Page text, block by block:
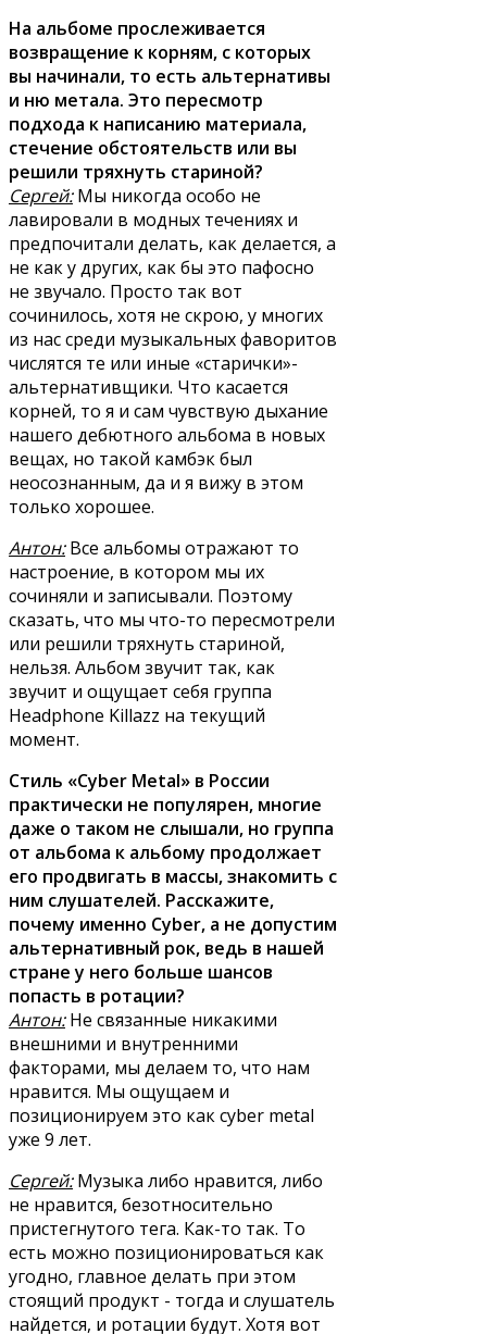
На альбоме прослеживается
возвращение к корням, с которых
вы начинали, то есть альтернативы
и ню метала. Это пересмотр
подхода к написанию материала,
стечение обстоятельств или вы
решили тряхнуть стариной?
Сергей:Мы никогда особо не
лавировали в модных течениях и
предпочитали делать, как делается, а
не как у других, как бы это пафосно
не звучало. Просто так вот
сочинилось, хотя не скрою, у многих
из нас среди музыкальных фаворитов
числятся те или иные «старички»-
альтернативщики. Что касается
корней, то я и сам чувствую дыхание
нашего дебютного альбома в новых
вещах, но такой камбэк был
неосознанным, да и я вижу в этом
только хорошее.
Антон:Все альбомы отражают то
настроение, в котором мы их
сочиняли и записывали. Поэтому
сказать, что мы что-то пересмотрели
или решили тряхнуть стариной,
нельзя. Альбом звучит так, как
звучит и ощущает себя группа
Headphone Killazz на текущий
момент.
Стиль «Cyber Metal» в России
практически не популярен, многие
даже о таком не слышали, но группа
от альбома к альбому продолжает
его продвигать в массы, знакомить с
ним слушателей. Расскажите,
почему именно Cyber, а не допустим
альтернативный рок, ведь в нашей
стране у него больше шансов
попасть в ротации?
Антон:Не связанные никакими
внешними и внутренними
факторами, мы делаем то, что нам
нравится. Мы ощущаем и
позиционируем это как cyber metal
уже 9 лет.
Сергей:Музыка либо нравится, либо
не нравится, безотносительно
пристегнутого тега. Как-то так. То
есть можно позиционироваться как
угодно, главное делать при этом
стоящий продукт - тогда и слушатель
найдется, и ротации будут. Хотя вот